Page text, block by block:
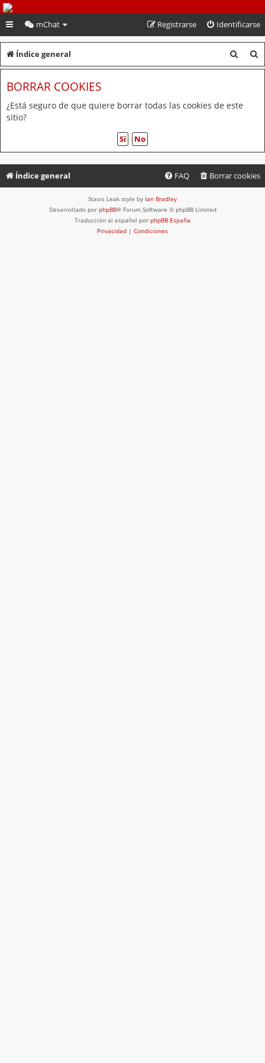
PeruVoley.com
mChat Identificarse
Registrarse
Índice general
u
u
c
BORRAR COOKIES
¿Está seguro de que quiere borrar todas las cookies de este
sitio?
Índice general Borrar cookies
FAQ
Stasis Leak style by Ian Bradley
Desarrollado por phpBB® Forum Software © phpBB Limited
Traducción al español por phpBB España
Privacidad | Condiciones